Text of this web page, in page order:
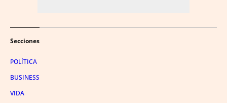
Secciones
POLÍTICA
BUSINESS
VIDA